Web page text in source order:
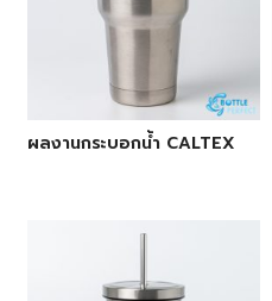
ผลงานกระบอกน้ำ CALTEX